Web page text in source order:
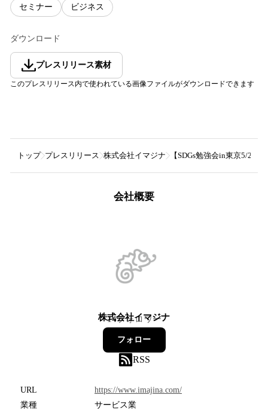
セミナー ビジネス
ダウンロード
プレスリリース素材
このプレスリリース内で使われている画像ファイルがダウンロードできます
トップ プレスリリース 株式会社イマジナ 【SDGs勉強会in東京5/26(
会社概要
株式会社イマジナ
14フォロワー
フォロー
RSS
URL
https://www.imajina.com/
業種
サービス業